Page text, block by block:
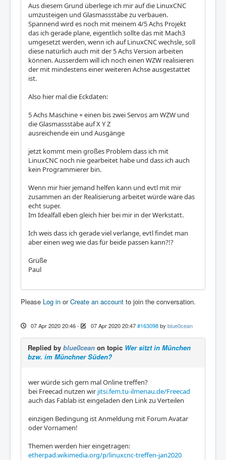
Aus diesem Grund überlege ich mir auf die LinuxCNC
umzusteigen und Glasmassstäbe zu verbauen.
Spannend wird es noch mit meinem 4/5 Achs Projekt
das ich gerade plane, eigentlich sollte das mit Mach3
umgesetzt werden, wenn ich auf LinuxCNC wechsle, soll
diese natürlich auch mit der 5 Achs Version arbeiten
können. Ausserdem will ich noch einen WZW realisieren
der mit mindestens einer weiteren Achse ausgestattet
ist.
Also hier mal die Eckdaten:
5 Achs Maschine + einen bis zwei Servos am WZW und
die Glasmassstäbe auf X Y Z
ausreichende ein und Ausgänge
jetzt kommt mein großes Problem dass ich mit
LinuxCNC noch nie gearbeitet habe und dass ich auch
kein Programmierer bin.
Wenn mir hier jemand helfen kann und evtl mit mir
zusammen an der Realisierung arbeitet würde wäre das
echt super.
Im Idealfall eben gleich hier bei mir in der Werkstatt.
Ich weis dass ich gerade viel verlange, evtl findet man
aber einen weg wie das für beide passen kann?!?
Grüße
Paul
Please Log in orCreate an account to join the conversation.
07 Apr 2020 20:46- 07 Apr 2020 20:47 #163098 by blue0cean
Replied by blue0cean on topic Wer sitzt in München
bzw. im Münchner Süden?
wer würde sich gern mal Online treffen?
bei Freecad nutzen wir jitsi.fem.tu-ilmenau.de/Freecad
auch das Fablab ist eingeladen den Link zu Verteilen
einzigen Bedingung ist Anmeldung mit Forum Avatar
oder Vornamen!
Themen werden hier eingetragen:
etherpad.wikimedia.org/p/linuxcnc-treffen-jan2020